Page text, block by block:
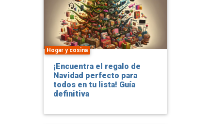
Hogar y cosina
¡Encuentra el regalo de
Navidad perfecto para
todos en tu lista! Guía
definitiva